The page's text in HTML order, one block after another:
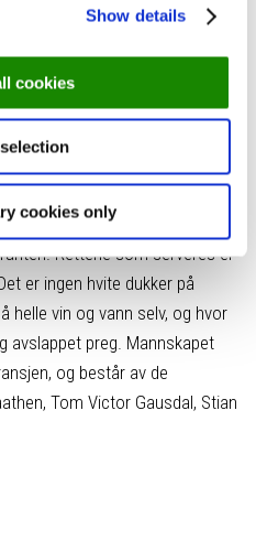
Show details
cookies
cookies only
årets nykommerav magasinet
huset tidligere Gamle
har lukten av penger blitt byttet
begrepet «gastronomi» fra
det er nettopp det man gjør i
Rettene som serveres er
er ingen hvite dukker på
helle vin og vann selv, og hvor
avslappet preg. Mannskapet
og består av de
Tom Victor Gausdal, Stian